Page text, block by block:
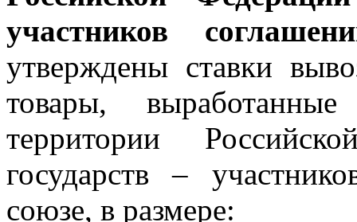
участников
утверждены ставки
товары,
территории
государств –
союзе, в размере: